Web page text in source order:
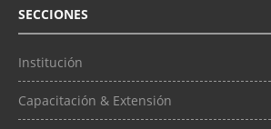
SECCIONES
Institución
Capacitación & Extensión